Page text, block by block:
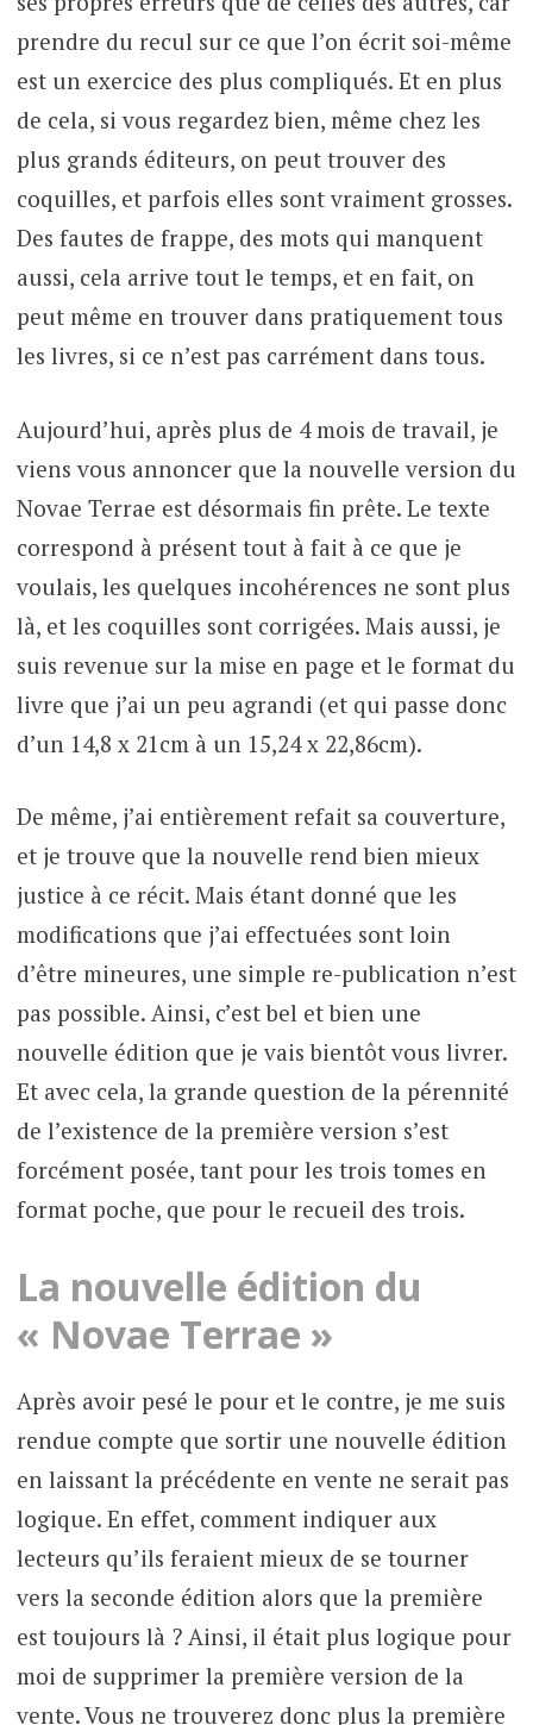
prendre du recul sur ce que l’on écrit soi-même
est un exercice des plus compliqués. Et en plus
de cela, si vous regardez bien, même chez les
plus grands éditeurs, on peut trouver des
coquilles, et parfois elles sont vraiment grosses.
Des fautes de frappe, des mots qui manquent
aussi, cela arrive tout le temps, et en fait, on
peut même en trouver dans pratiquement tous
les livres, si ce n’est pas carrément dans tous.
Aujourd’hui, après plus de 4 mois de travail, je
viens vous annoncer que la nouvelle version du
Novae Terrae est désormais fin prête. Le texte
correspond à présent tout à fait à ce que je
voulais, les quelques incohérences ne sont plus
là, et les coquilles sont corrigées. Mais aussi, je
suis revenue sur la mise en page et le format du
livre que j’ai un peu agrandi (et qui passe donc
d’un 14,8 x 21cm à un 15,24 x 22,86cm).
De même, j’ai entièrement refait sa couverture,
et je trouve que la nouvelle rend bien mieux
justice à ce récit. Mais étant donné que les
modifications que j’ai effectuées sont loin
d’être mineures, une simple re-publication n’est
pas possible. Ainsi, c’est bel et bien une
nouvelle édition que je vais bientôt vous livrer.
Et avec cela, la grande question de la pérennité
de l’existence de la première version s’est
forcément posée, tant pour les trois tomes en
format poche, que pour le recueil des trois.
La nouvelle édition du
« Novae Terrae »
Après avoir pesé le pour et le contre, je me suis
rendue compte que sortir une nouvelle édition
en laissant la précédente en vente ne serait pas
logique. En effet, comment indiquer aux
lecteurs qu’ils feraient mieux de se tourner
vers la seconde édition alors que la première
est toujours là ? Ainsi, il était plus logique pour
moi de supprimer la première version de la
vente. Vous ne trouverez donc plus la première